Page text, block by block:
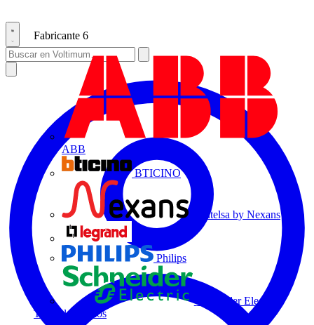
Fabricante 6
ABB
BTICINO
Centelsa by Nexans
Philips
Schneider Electric
Todos los socios